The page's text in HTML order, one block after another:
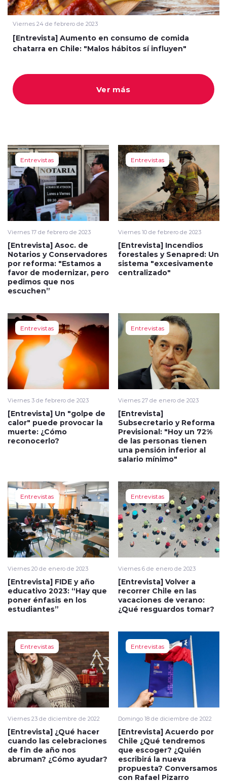
modo claro
Viernes 24 de febrero de 2023
[Entrevista] Aumento en consumo de comida
chatarra en Chile: "Malos hábitos sí influyen"
Ver más
Entrevistas
Viernes 17 de febrero de 2023
[Entrevista] Asoc. de
Notarios y Conservadores
por reforma: "Estamos a
favor de modernizar, pero
pedimos que nos
escuchen”
Entrevistas
Viernes 10 de febrero de 2023
[Entrevista] Incendios
forestales y Senapred: Un
sistema "excesivamente
centralizado"
Entrevistas
Viernes 3 de febrero de 2023
[Entrevista] Un "golpe de
calor" puede provocar la
muerte: ¿Cómo
reconocerlo?
Entrevistas
Viernes 27 de enero de 2023
[Entrevista]
Subsecretario y Reforma
Previsional: "Hoy un 72%
de las personas tienen
una pensión inferior al
salario mínimo"
Entrevistas
Viernes 20 de enero de 2023
[Entrevista] FIDE y año
educativo 2023: “Hay que
poner énfasis en los
estudiantes”
Entrevistas
Viernes 6 de enero de 2023
[Entrevista] Volver a
recorrer Chile en las
vacaciones de verano:
¿Qué resguardos tomar?
Entrevistas
Viernes 23 de diciembre de 2022
[Entrevista] ¿Qué hacer
cuando las celebraciones
de fin de año nos
abruman? ¿Cómo ayudar?
Entrevistas
Domingo 18 de diciembre de 2022
[Entrevista] Acuerdo por
Chile ¿Qué tendremos
que escoger? ¿Quién
escribirá la nueva
propuesta? Conversamos
con Rafael Pizarro